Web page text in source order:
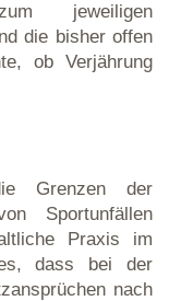
jeweiligen
die bisher offen
ob Verjährung
Grenzen der
Sportunfällen
Praxis im
dass bei der
nach